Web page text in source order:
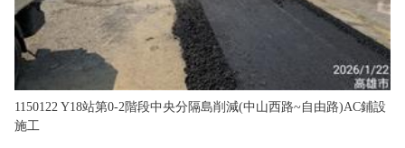
1150122 Y18站第0-2階段中央分隔島削減(中山西路~自由路)AC鋪設
施工